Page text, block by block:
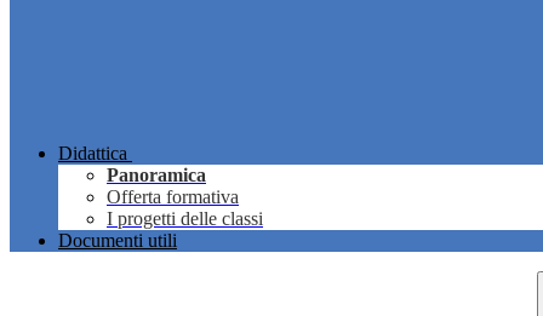
Didattica
Panoramica
Offerta formativa
I progetti delle classi
Documenti utili